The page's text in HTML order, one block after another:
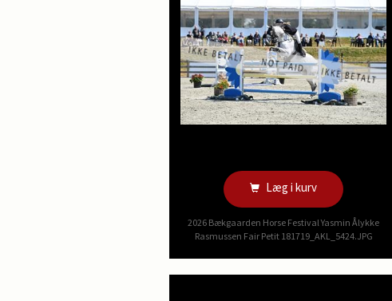
Læg i kurv
2026 Bækgaarden Horse Festival Yasmin Ålykke
Rasmussen Fair Petit 181719_AKL_5424.JPG